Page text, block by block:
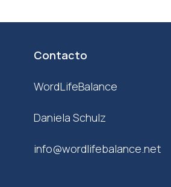
Contacto
WordLifeBalance
Daniela Schulz
info@wordlifebalance.net